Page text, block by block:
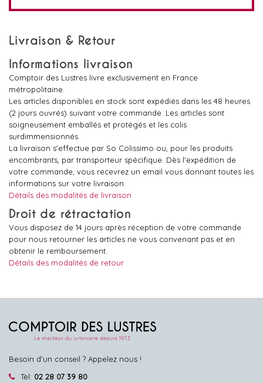
Livraison & Retour
Informations livraison
Comptoir des Lustres livre exclusivement en France
métropolitaine.
Les articles disponibles en stock sont expédiés dans les 48 heures
(2 jours ouvrés) suivant votre commande. Les articles sont
soigneusement emballés et protégés et les colis
surdimmensionnés.
La livraison s'effectue par So Colissimo ou, pour les produits
encombrants, par transporteur spécifique. Dès l'expédition de
votre commande, vous recevrez un email vous donnant toutes les
informations sur votre livraison.
Détails des modalités de livraison
Droit de rétractation
Vous disposez de 14 jours après réception de votre commande
pour nous retourner les articles ne vous convenant pas et en
obtenir le remboursement.
Détails des modalités de retour
Besoin d'un conseil ? Appelez nous !
Tel: 02 28 07 39 80